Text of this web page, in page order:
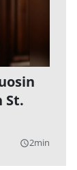
St.
query_builder2min